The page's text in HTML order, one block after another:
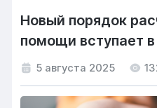
Новый порядок
помощи вступает
5 августа 2025